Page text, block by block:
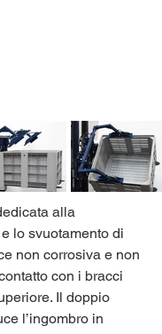
alla
lo svuotamento di
non corrosiva e non
con i bracci
Il doppio
l’ingombro in